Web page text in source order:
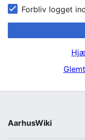
Forbliv logget
AarhusWiki